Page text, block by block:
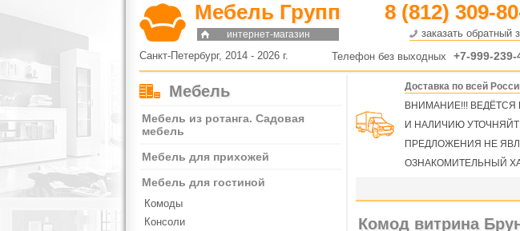
Мебель Групп
интернет-магазин
8 (812) 309-
заказать обратный
Санкт-Петербург, 2014 - 2026 г. Телефон без выходных +7-999-239-
Мебель
Мебель из ротанга. Садовая
мебель
Мебель для прихожей
Мебель для гостиной
Комоды
Консоли
Доставка по всей
ВНИМАНИЕ!!!
И НАЛИЧИЮ
ПРЕДЛОЖЕНИЯ НЕ
ОЗНАКОМИТЕЛЬНЫЙ
Комод витрина